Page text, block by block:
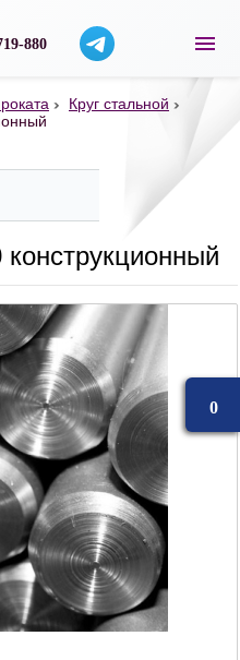
материалы со склада в
880
Круг стальной
0